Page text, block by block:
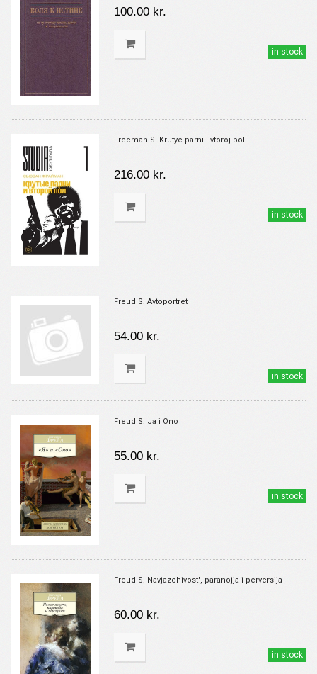
100.00 kr.
in stock
Freeman S. Krutye parni i vtoroj pol
216.00 kr.
in stock
Freud S. Avtoportret
54.00 kr.
in stock
Freud S. Ja i Ono
55.00 kr.
in stock
Freud S. Navjazchivost', paranojja i perversija
60.00 kr.
in stock